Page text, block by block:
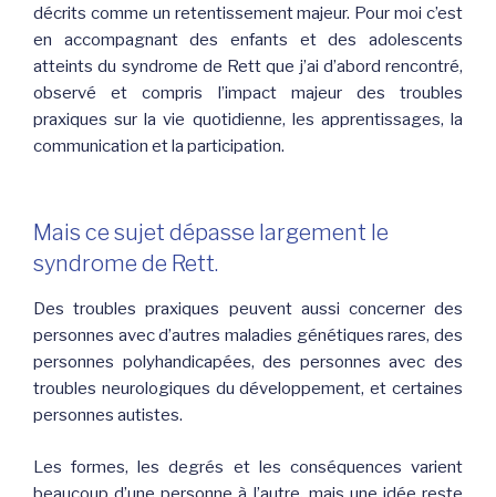
décrits comme un retentissement majeur. Pour moi c’est
en accompagnant des enfants et des adolescents
atteints du syndrome de Rett que j’ai d’abord rencontré,
observé et compris l’impact majeur des troubles
praxiques sur la vie quotidienne, les apprentissages, la
communication et la participation.
Mais ce sujet dépasse largement le
syndrome de Rett.
Des troubles praxiques peuvent aussi concerner des
personnes avec d’autres maladies génétiques rares, des
personnes polyhandicapées, des personnes avec des
troubles neurologiques du développement, et certaines
personnes autistes.
Les formes, les degrés et les conséquences varient